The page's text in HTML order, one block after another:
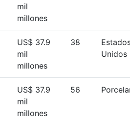
mil
millones
US$ 37.9
mil
millones
38
Unidos
US$ 37.9
mil
millones
56